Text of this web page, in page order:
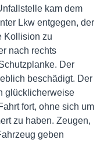
kam dem
Lkw entgegen, der
Kollision zu
nach rechts
Der
beschädigt. Der
glücklicherweise
fort, ohne sich um
zu haben. Zeugen,
geben